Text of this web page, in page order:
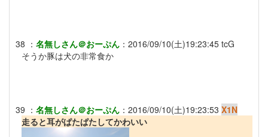
38 ： 名無しさん＠おーぷん ： 2016/09/10(土)19:23:45 tcG
そうか豚は犬の非常食か
39 ： 名無しさん＠おーぷん ： 2016/09/10(土)19:23:53 X1N
走ると耳がぱたぱたしてかわいい